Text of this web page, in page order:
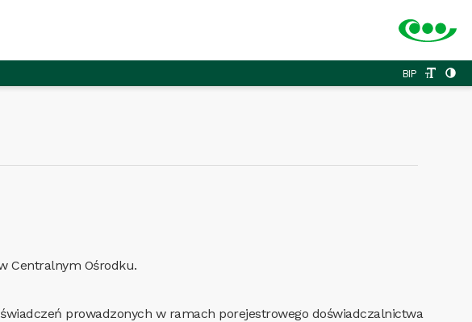
BIP
Centralnym Ośrodku.
prowadzonych w ramach porejestrowego doświadczalnictwa